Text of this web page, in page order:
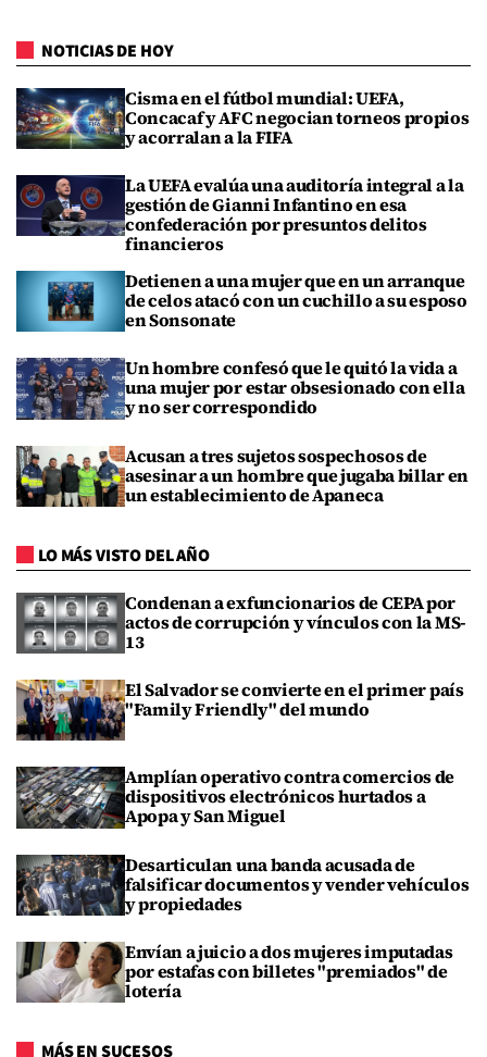
NOTICIAS DE HOY
Cisma en el fútbol mundial: UEFA,
Concacaf y AFC negocian torneos propios
y acorralan a la FIFA
La UEFA evalúa una auditoría integral a la
gestión de Gianni Infantino en esa
confederación por presuntos delitos
financieros
Detienen a una mujer que en un arranque
de celos atacó con un cuchillo a su esposo
en Sonsonate
Un hombre confesó que le quitó la vida a
una mujer por estar obsesionado con ella
y no ser correspondido
Acusan a tres sujetos sospechosos de
asesinar a un hombre que jugaba billar en
un establecimiento de Apaneca
LO MÁS VISTO DEL AÑO
Condenan a exfuncionarios de CEPA por
actos de corrupción y vínculos con la MS-
13
El Salvador se convierte en el primer país
"Family Friendly" del mundo
Amplían operativo contra comercios de
dispositivos electrónicos hurtados a
Apopa y San Miguel
Desarticulan una banda acusada de
falsificar documentos y vender vehículos
y propiedades
Envían a juicio a dos mujeres imputadas
por estafas con billetes "premiados" de
lotería
MÁS EN SUCESOS